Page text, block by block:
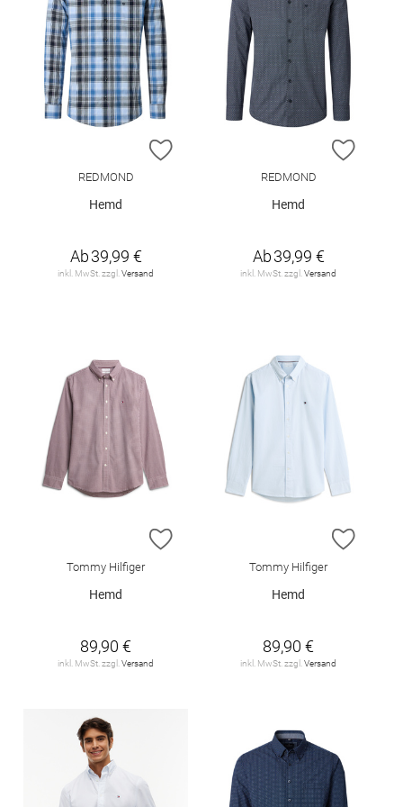
ZUR WUNSCHLISTE HINZUFÜGEN
REDMOND
Hemd
Ab39,99 €
inkl. MwSt. zzgl. Versand
ZUR
REDMOND
Hemd
Ab39,99 €
inkl. MwSt. zzgl. Versand
ZUR WUNSCHLISTE HINZUFÜGEN
Tommy Hilfiger
Hemd
89,90 €
inkl. MwSt. zzgl. Versand
ZUR
Tommy Hilfiger
Hemd
89,90 €
inkl. MwSt. zzgl. Versand